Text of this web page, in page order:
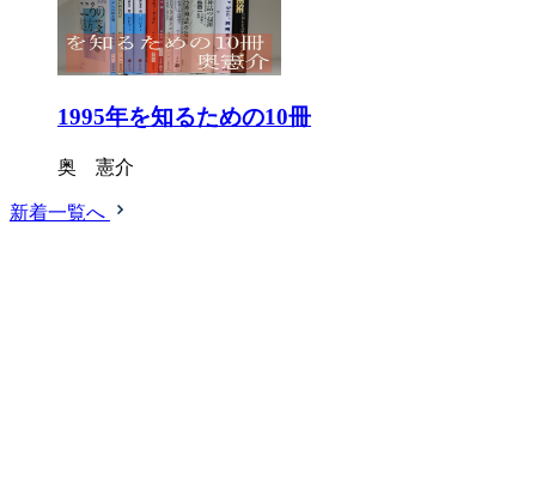
1995年を知るための10冊
奥 憲介
新着一覧へ